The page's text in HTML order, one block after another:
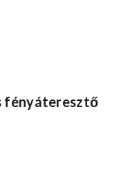
fényáteresztő